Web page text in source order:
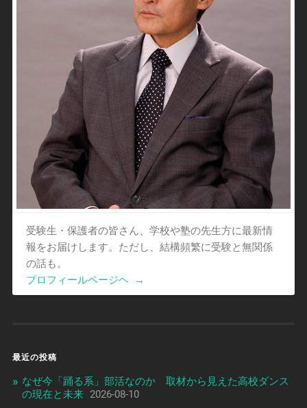
受験生・保護者の皆さん、学校や塾の先生方に最新情
報をお届けします。ただし、結構頻繁に受験と無関係
の話も。
プロフィールページヘ
→
最近の投稿
なぜ今「踊る系」部活なのか 取材から見えた高校ダンス
の現在と未来 2026-08-10